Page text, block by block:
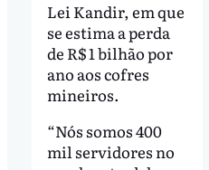
Lei Kandir, em que
se estima a perda
de R$ 1 bilhão por
ano aos cofres
mineiros.
“Nós somos 400
mil servidores no